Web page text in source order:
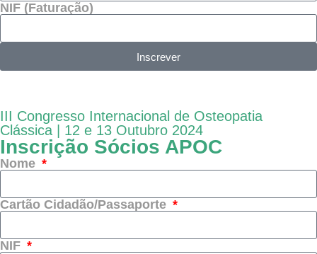
NIF (Faturação)
Inscrever
III Congresso Internacional de Osteopatia
Clássica | 12 e 13 Outubro 2024
Inscrição Sócios APOC
Nome
Cartão Cidadão/Passaporte
NIF